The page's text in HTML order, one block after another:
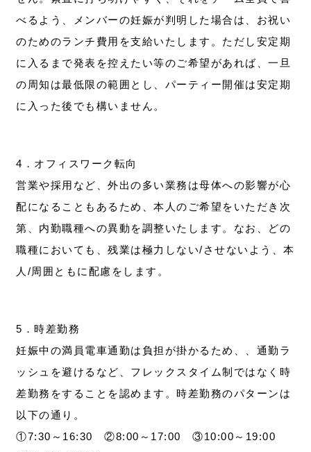
べるよう、メンバーの妊娠が判明した場合は、お祝い
のためのランチ費用を支給いたします。ただし安定期
に入るまで発表を控えたい等のご希望があれば、一旦
の周知は最低限の範囲とし、パーティー開催は安定期
に入った後でも構いません。
4．オフィスワーク転向
営業や採用など、外出の多い業務は母体への影響が心
配になることもあるため、本人のご希望をいただき次
第、内勤職種への異動を調整いたします。なお、どの
職種においても、残業は極力しない/させないよう、本
人/周囲ともに配慮をします。
5．時差勤務
妊娠中の満員電車通勤は負担が掛かるため、、通勤ラ
ッシュを避けるなど、フレックスタイム制ではなく時
差勤務をすることを認めます。時差勤務のパターンは
以下の通り。
①7:30～16:30 ②8:00～17:00 ③10:00～19:00